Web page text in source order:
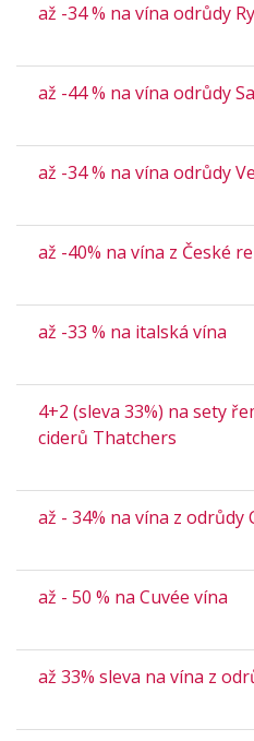
až -34 % na vína odrůdy
až -44 % na vína odrůdy
až -34 % na vína odrůdy
až -40% na vína z České
až -33 % na italská vína
4+2 (sleva 33%) na sety
ciderů Thatchers
až - 34% na vína z
až - 50 % na Cuvée vína
až 33% sleva na vína z